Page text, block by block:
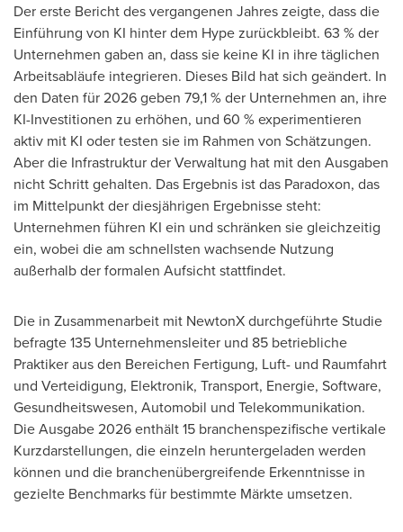
Der erste Bericht des vergangenen Jahres zeigte, dass die
Einführung von KI hinter dem Hype zurückbleibt. 63 % der
Unternehmen gaben an, dass sie keine KI in ihre täglichen
Arbeitsabläufe integrieren. Dieses Bild hat sich geändert. In
den Daten für 2026 geben 79,1 % der Unternehmen an, ihre
KI-Investitionen zu erhöhen, und 60 % experimentieren
aktiv mit KI oder testen sie im Rahmen von Schätzungen.
Aber die Infrastruktur der Verwaltung hat mit den Ausgaben
nicht Schritt gehalten. Das Ergebnis ist das Paradoxon, das
im Mittelpunkt der diesjährigen Ergebnisse steht:
Unternehmen führen KI ein und schränken sie gleichzeitig
ein, wobei die am schnellsten wachsende Nutzung
außerhalb der formalen Aufsicht stattfindet.
Die in Zusammenarbeit mit NewtonX durchgeführte Studie
befragte 135 Unternehmensleiter und 85 betriebliche
Praktiker aus den Bereichen Fertigung, Luft- und Raumfahrt
und Verteidigung, Elektronik, Transport, Energie, Software,
Gesundheitswesen, Automobil und Telekommunikation.
Die Ausgabe 2026 enthält 15 branchenspezifische vertikale
Kurzdarstellungen, die einzeln heruntergeladen werden
können und die branchenübergreifende Erkenntnisse in
gezielte Benchmarks für bestimmte Märkte umsetzen.